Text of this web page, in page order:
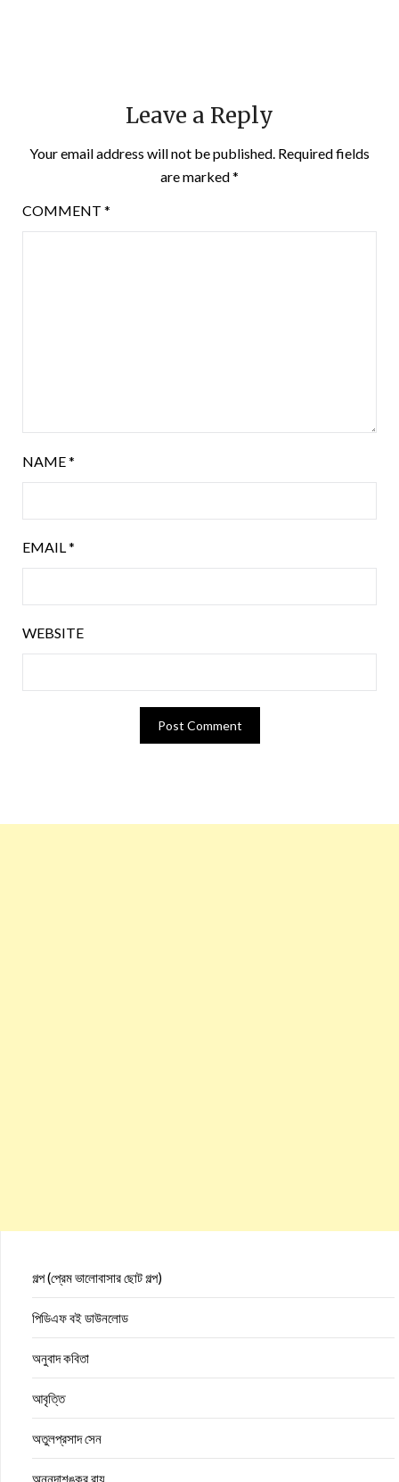
Leave a Reply
Your email address will not be published. Required fields
are marked*
COMMENT *
NAME*
EMAIL*
WEBSITE
গল্প (প্রেম ভালোবাসার ছোট গল্প)
পিডিএফ বই ডাউনলোড
অনুবাদ কবিতা
আবৃত্তি
অতুলপ্রসাদ সেন
অন্নদাশঙ্কর রায়